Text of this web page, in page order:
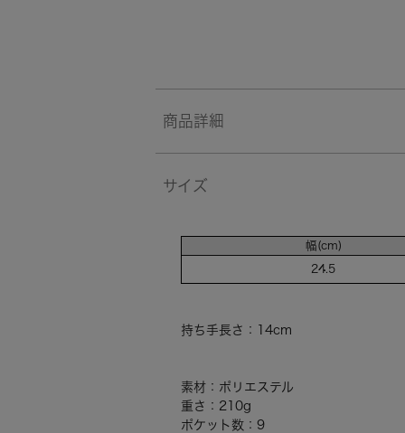
商品詳細
サイズ
幅(cm)
24.5
持ち手長さ：14cm
素材：ポリエステル
重さ：210g
ポケット数：9